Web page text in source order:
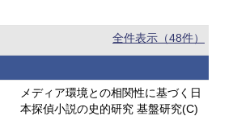
全件表示（48件）
メディア環境との相関性に基づく日
本探偵小説の史的研究 基盤研究(C)